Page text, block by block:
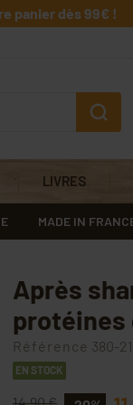
panier dès 99€ !
LIVRES
MADE IN
Après
protéines
Référence 380-
EN STOCK
14,90 €